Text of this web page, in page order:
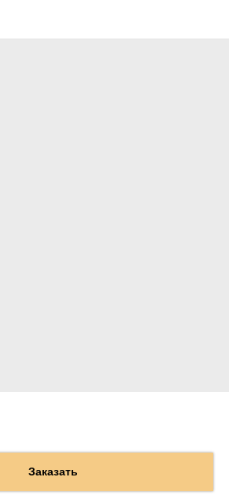
Заказать